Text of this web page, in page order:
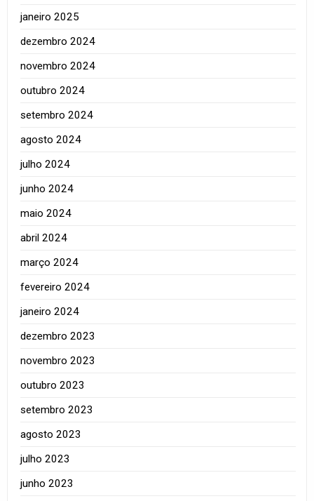
janeiro 2025
dezembro 2024
novembro 2024
outubro 2024
setembro 2024
agosto 2024
julho 2024
junho 2024
maio 2024
abril 2024
março 2024
fevereiro 2024
janeiro 2024
dezembro 2023
novembro 2023
outubro 2023
setembro 2023
agosto 2023
julho 2023
junho 2023